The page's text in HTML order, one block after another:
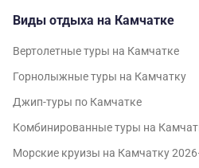
Виды отдыха на Камчатке
Вертолетные туры на Камчатке
Горнолыжные туры на Камчатку
Джип-туры по Камчатке
Комбинированные туры на
Морские круизы на Камчатку